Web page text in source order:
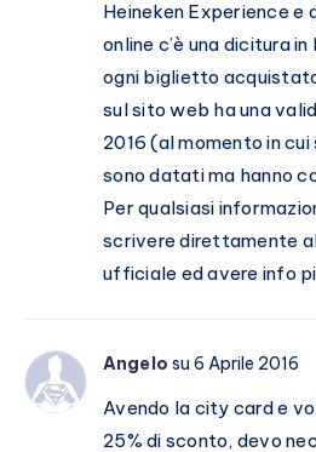
Heineken Experience e
online c’è una dicitura
ogni biglietto
sul sito web ha una
2016 (al momento in cui
sono datati ma hanno
Per qualsiasi
scrivere direttamente
ufficiale ed avere info
Angelo su 6 Aprile 2016
Avendo la city card e
25% di sconto, devo